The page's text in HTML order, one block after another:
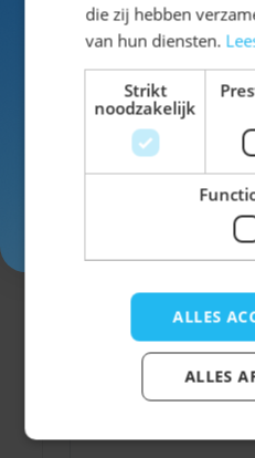
Schrijf een
Weergavenaam
Onderwerp
die zij hebben
van hun diensten.
Strikt
noodzakelijk
ALLES
ALLES
Schrijf je nuin voor de
tot
Voor- en achternaam